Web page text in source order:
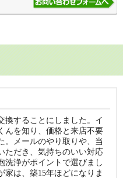
換することにしました。イ
んを知り、価格と来店不要
。メールのやり取りや、当
ただき、気持ちのいい対応
洗浄がポイントで選びまし
家は、築15年ほどになりま